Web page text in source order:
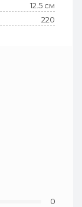
12.5 см
220
0